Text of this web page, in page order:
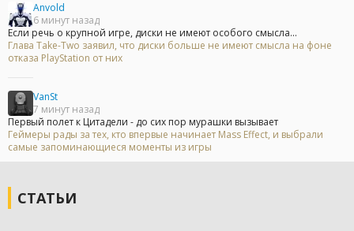
Anvold
6 минут назад
Если речь о крупной игре, диски не имеют особого смысла...
Глава Take-Two заявил, что диски больше не имеют смысла на фоне
отказа PlayStation от них
VanSt
7 минут назад
Первый полет к Цитадели - до сих пор мурашки вызывает
Геймеры рады за тех, кто впервые начинает Mass Effect, и выбрали
самые запоминающиеся моменты из игры
СТАТЬИ